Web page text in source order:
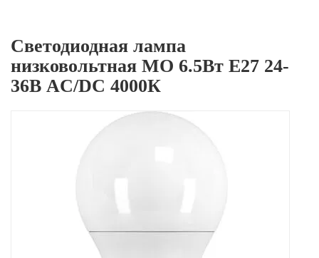
Светодиодная лампа
низковольтная МО 6.5Вт E27 24-
36В AC/DC 4000К